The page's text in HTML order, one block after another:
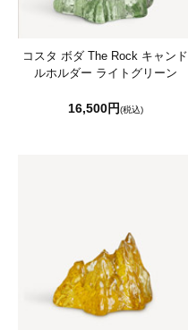
コスタ ボダ The Rock キャンド
ルホルダー ライトグリーン
16,500円(税込)